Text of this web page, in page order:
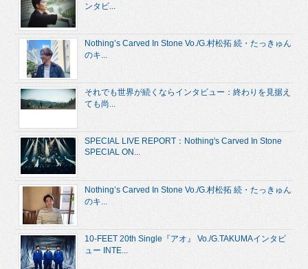
ンタビ...
Nothing’s Carved In Stone Vo./G.村松拓 続・たっきゅん
のキ...
それでも世界が続くならインタビュー：終わりを見据え
ても尚...
SPECIAL LIVE REPORT：Nothing's Carved In Stone
SPECIAL ON...
Nothing’s Carved In Stone Vo./G.村松拓 続・たっきゅん
のキ...
10-FEET 20th Single『アオ』 Vo./G.TAKUMAインタビ
ュー INTE...